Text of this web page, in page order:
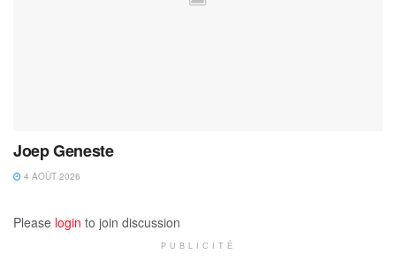
Joep Geneste
4 AOÛT 2026
Please login to join discussion
PUBLICITÉ